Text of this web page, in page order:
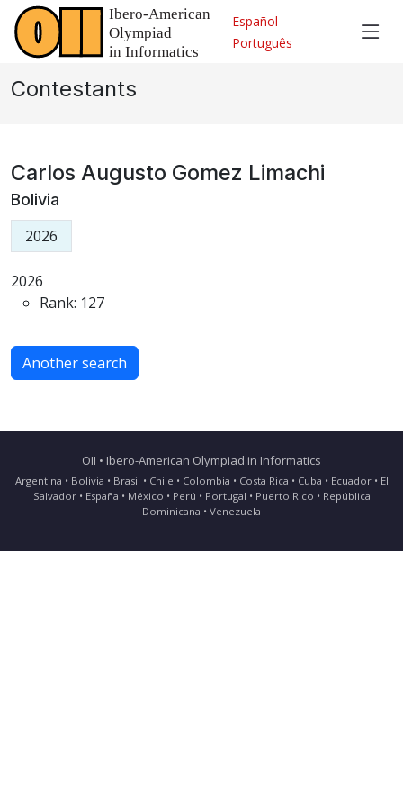
Español
Português
Contestants
Carlos Augusto Gomez Limachi
Bolivia
2026
2026
Rank: 127
Another search
OII • Ibero-American Olympiad in Informatics
Argentina • Bolivia • Brasil • Chile • Colombia • Costa Rica • Cuba • Ecuador • El
Salvador • España • México • Perú • Portugal • Puerto Rico • República
Dominicana • Venezuela